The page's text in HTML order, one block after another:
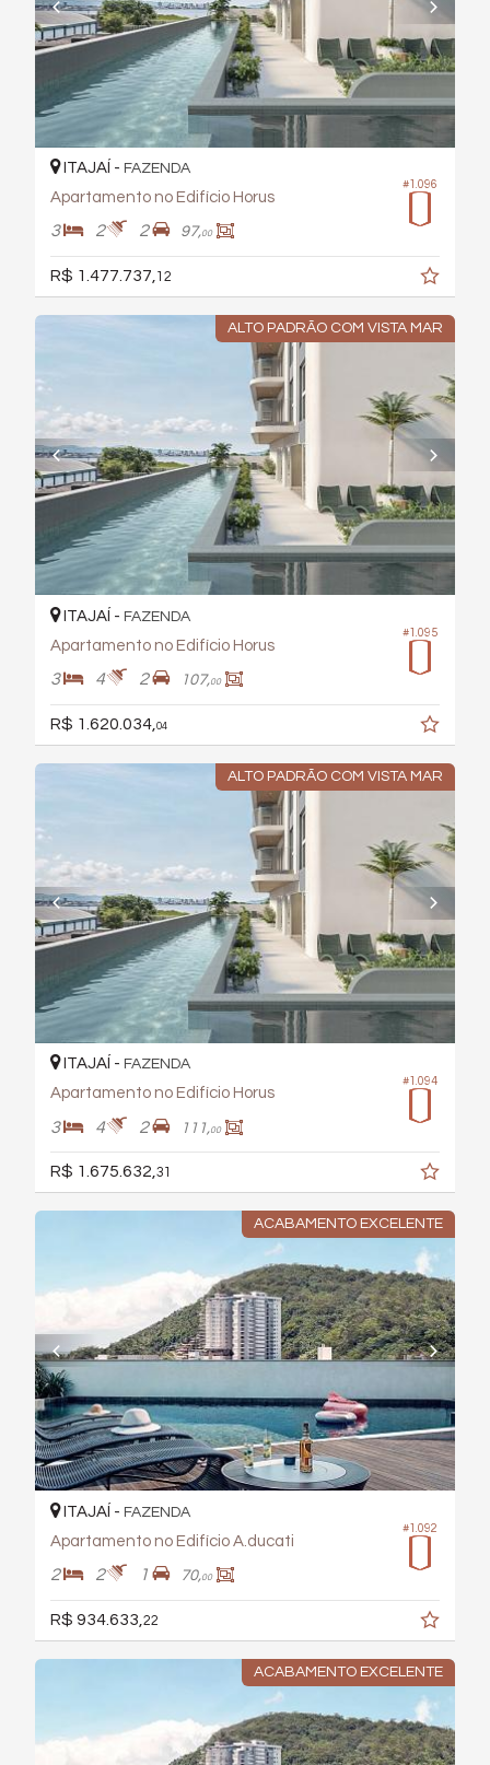
#1.096
ITAJAÍ - FAZENDA
Apartamento no Edifício Horus
3 2 2 97,00
R$ 1.477.737, 12
ALTO PADRÃO COM VISTA MAR
#1.095
ITAJAÍ - FAZENDA
Apartamento no Edifício Horus
3 4 2 107,00
R$ 1.620.034, 04
ALTO PADRÃO COM VISTA MAR
#1.094
ITAJAÍ - FAZENDA
Apartamento no Edifício Horus
3 4 2 111,00
R$ 1.675.632,31
ACABAMENTO EXCELENTE
#1.092
ITAJAÍ - FAZENDA
Apartamento no Edifício A.ducati
2 2 1 70,00
R$ 934.633, 22
ACABAMENTO EXCELENTE